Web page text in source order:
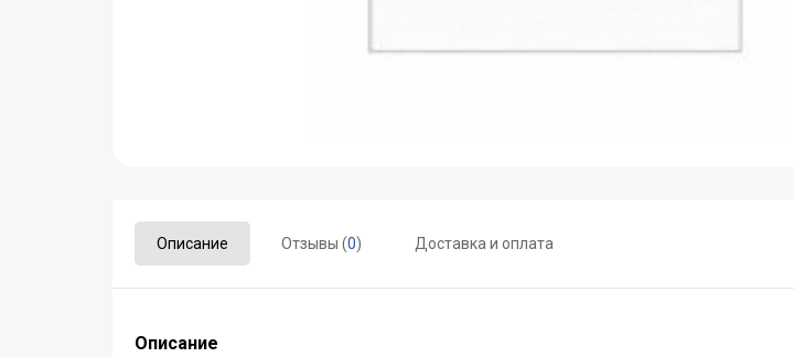
Описание Отзывы (0) Доставка и оплата
Описание